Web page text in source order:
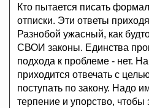
Кто пытается писать
отписки. Эти ответы
Разнобой ужасный, как
СВОИ законы. Единства
подхода к проблеме - нет.
приходится отвечать с
поступать по закону. Надо
терпение и упорство, чтобы